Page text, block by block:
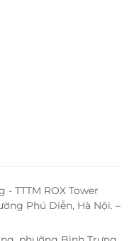
- TTTM ROX Tower
Phú Diễn, Hà Nội. –